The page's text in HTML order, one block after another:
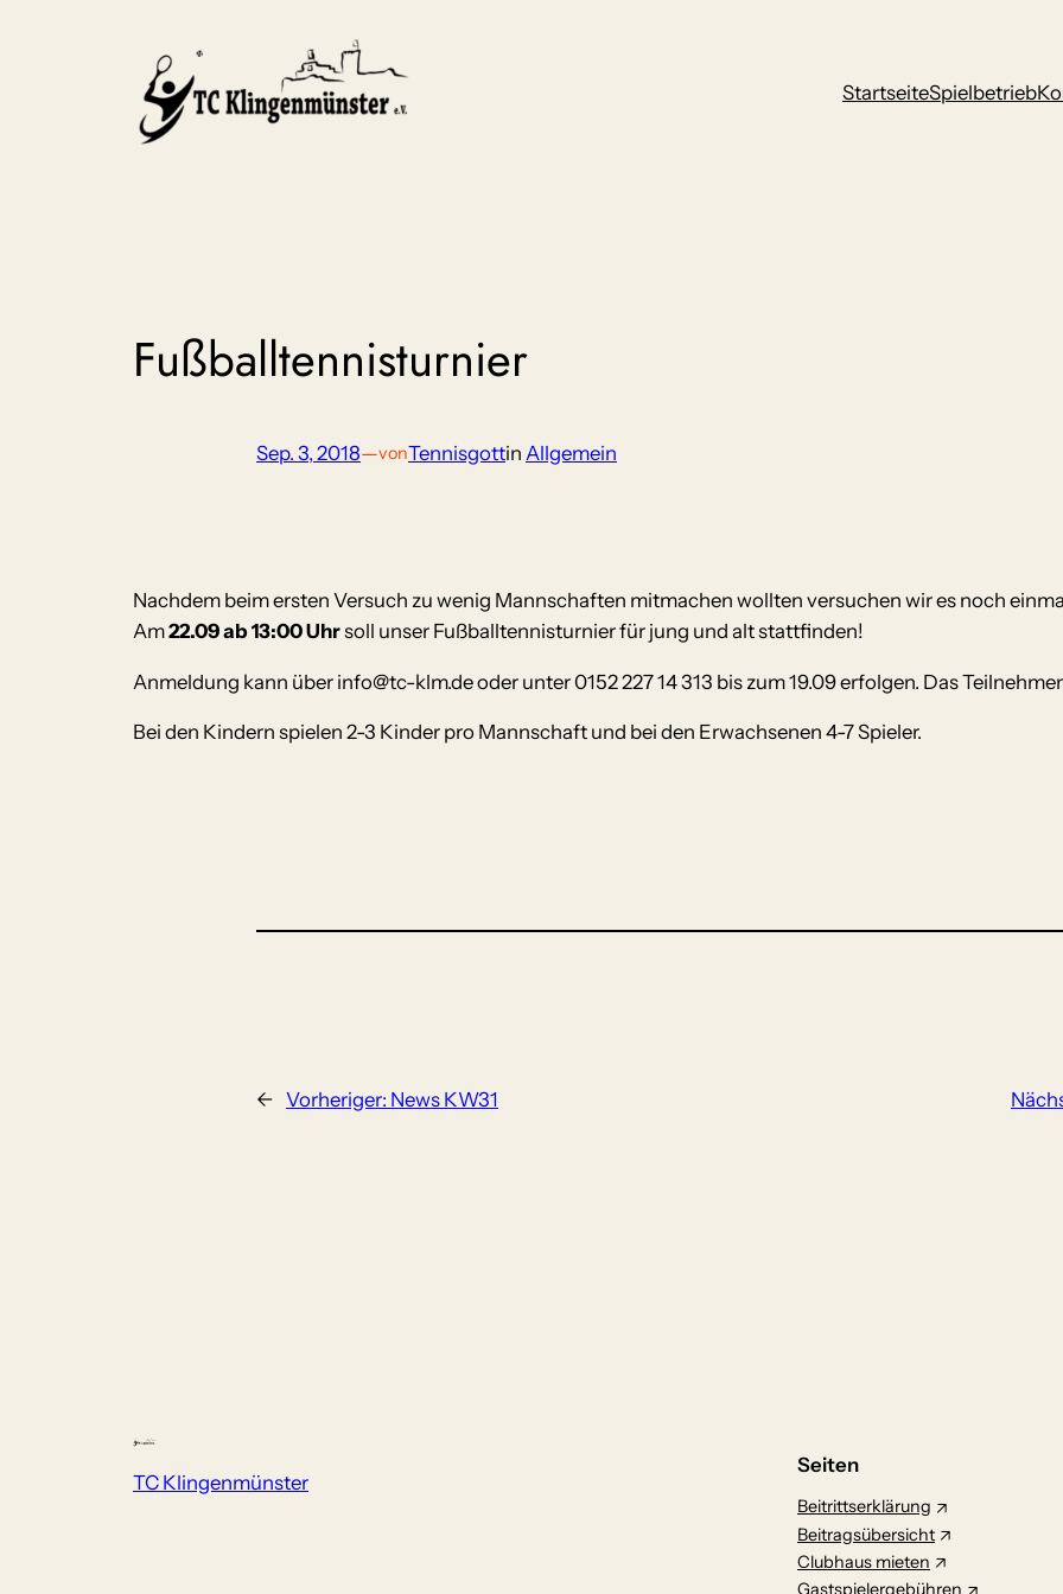
StartseiteSpielbetrieb
Fußballtennisturnier
Sep. 3, 2018—vonTennisgottin Allgemein
Nachdem beim ersten Versuch zu wenig Mannschaften mitmachen wollten versuchen wir es noch
Am22.09 ab 13:00 Uhrsoll unser Fußballtennisturnier für jung und alt stattfinden!
Anmeldung kann über info@tc-klm.de oder unter 0152 227 14 313 bis zum 19.09 erfolgen. Das
Bei den Kindern spielen 2-3 Kinder pro Mannschaft und bei den Erwachsenen 4-7 Spieler.
← Vorheriger: News KW31
TC Klingenmünster
Seiten
Beitrittserklärung
Beitragsübersicht
Clubhaus mieten
Gastspielergebühren